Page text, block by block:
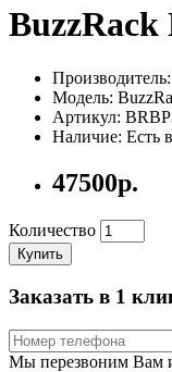
BuzzRack
Производитель:
Модель:
Артикул:
Наличие: Есть
47500р.
Количество
Купить
Заказать в 1
Мы перезвоним Вам